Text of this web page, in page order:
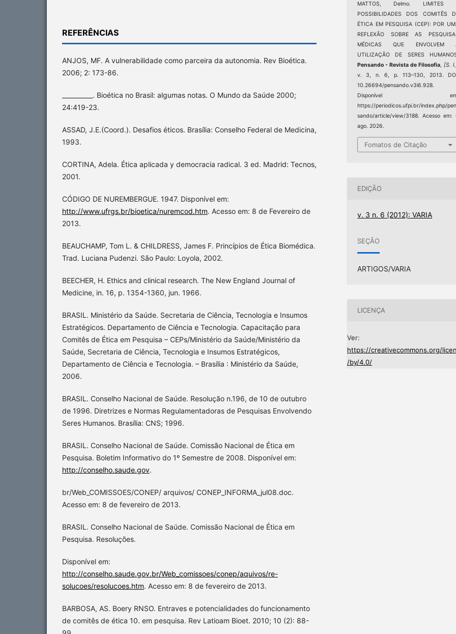
REFERÊNCIAS
ANJOS, MF. A vulnerabilidade como parceira da autonomia. Rev Bioética.
2006; 2: 173-86.
__________. Bioética no Brasil: algumas notas. O Mundo da Saúde 2000;
24:419-23.
ASSAD, J.E.(Coord.). Desafios éticos. Brasília: Conselho Federal de Medicina,
1993.
CORTINA, Adela. Ética aplicada y democracia radical. 3 ed. Madrid: Tecnos,
2001.
CÓDIGO DE NUREMBERGUE. 1947. Disponível em:
http://www.ufrgs.br/bioetica/nuremcod.htm. Acesso em: 8 de Fevereiro de
2013.
BEAUCHAMP, Tom L. & CHILDRESS, James F. Princípios de Ética Biomédica.
Trad. Luciana Pudenzi. São Paulo: Loyola, 2002.
BEECHER, H. Ethics and clinical research. The New England Journal of
Medicine, in. 16, p. 1354-1360, jun. 1966.
BRASIL. Ministério da Saúde. Secretaria de Ciência, Tecnologia e Insumos
Estratégicos. Departamento de Ciência e Tecnologia. Capacitação para
Comitês de Ética em Pesquisa – CEPs/Ministério da Saúde/Ministério da
Saúde, Secretaria de Ciência, Tecnologia e Insumos Estratégicos,
Departamento de Ciência e Tecnologia. – Brasília : Ministério da Saúde,
2006.
BRASIL. Conselho Nacional de Saúde. Resolução n.196, de 10 de outubro
de 1996. Diretrizes e Normas Regulamentadoras de Pesquisas Envolvendo
Seres Humanos. Brasília: CNS; 1996.
BRASIL. Conselho Nacional de Saúde. Comissão Nacional de Ética em
Pesquisa. Boletim Informativo do 1º Semestre de 2008. Disponível em:
http://conselho.saude.gov.
br/Web_COMISSOES/CONEP/ arquivos/ CONEP_INFORMA_jul08.doc.
Acesso em: 8 de fevereiro de 2013.
BRASIL. Conselho Nacional de Saúde. Comissão Nacional de Ética em
Pesquisa. Resoluções.
Disponível em:
http://conselho.saude.gov.br/Web_comissoes/conep/aquivos/re-
solucoes/resolucoes.htm. Acesso em: 8 de fevereiro de 2013.
BARBOSA, AS. Boery RNSO. Entraves e potencialidades do funcionamento
de comitês de ética 10. em pesquisa. Rev Latioam Bioet. 2010; 10 (2): 88-
MATTOS, Delmo. LIMITES
POSSIBILIDADES DOS COMITÊS
ÉTICA EM PESQUISA (CEP): POR
REFLEXÃO SOBRE AS
MÉDICAS QUE ENVOLVEM
UTILIZAÇÃO DE SERES
Pensando - Revista de Filosofia, [S.
v. 3, n. 6, p. 113–130, 2013.
10.26694/pensando.v3i6.928.
Disponível
https://periodicos.ufpi.br/index.php/
sando/article/view/3188. Acesso em:
ago. 2026.
Fomatos de Citação
EDIÇÃO
v. 3 n. 6 (2012): VARIA
SEÇÃO
ARTIGOS/VARIA
LICENÇA
Ver:
https://creativecommons.org/
/by/4.0/